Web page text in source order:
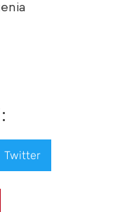
Twitter